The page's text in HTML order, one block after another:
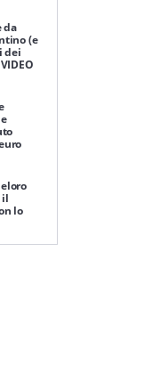
da
(e
dei
il
lo